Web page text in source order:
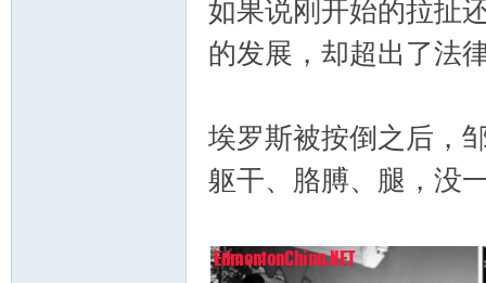
如果说刚开始的拉扯
的发展，却超出了法
埃罗斯被按倒之后，
躯干、胳膊、腿，没